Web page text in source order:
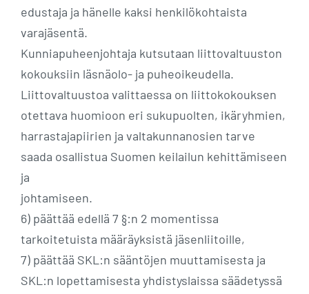
edustaja ja hänelle kaksi henkilökohtaista
varajäsentä.
Kunniapuheenjohtaja kutsutaan liittovaltuuston
kokouksiin läsnäolo- ja puheoikeudella.
Liittovaltuustoa valittaessa on liittokokouksen
otettava huomioon eri sukupuolten, ikäryhmien,
harrastajapiirien ja valtakunnanosien tarve
saada osallistua Suomen keilailun kehittämiseen
ja
johtamiseen.
6) päättää edellä 7 §:n 2 momentissa
tarkoitetuista määräyksistä jäsenliitoille,
7) päättää SKL:n sääntöjen muuttamisesta ja
SKL:n lopettamisesta yhdistyslaissa säädetyssä